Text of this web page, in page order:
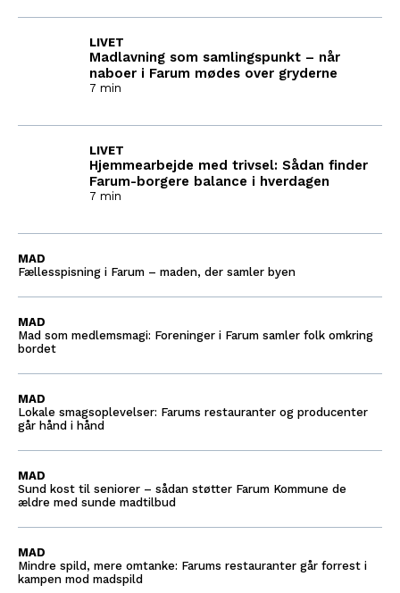
Madlavning som samlingspunkt – når
naboer i Farum mødes over gryderne
LIVET
7 min
Hjemmearbejde med trivsel: Sådan finder
Farum-borgere balance i hverdagen
LIVET
7 min
Fællesspisning i Farum – maden, der samler byen
MAD
Mad som medlemsmagi: Foreninger i Farum samler folk omkring
bordet
MAD
Lokale smagsoplevelser: Farums restauranter og producenter
går hånd i hånd
MAD
Sund kost til seniorer – sådan støtter Farum Kommune de
ældre med sunde madtilbud
MAD
Mindre spild, mere omtanke: Farums restauranter går forrest i
kampen mod madspild
MAD